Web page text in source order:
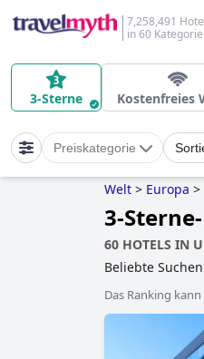
7,258,491
in 60
3-Sterne Kostenfreies
Preiskategorie
Welt > Europa >
3-
60 HOTELS IN
Beliebte
Das Ranking